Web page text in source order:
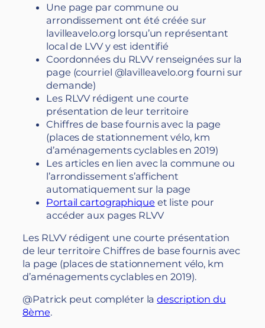
Une page par commune ou
arrondissement ont été créée sur
lavilleavelo.org lorsqu’un représentant
local de LVV y est identifié
Coordonnées du RLVV renseignées sur la
page (courriel @lavilleavelo.org fourni sur
demande)
Les RLVV rédigent une courte
présentation de leur territoire
Chiffres de base fournis avec la page
(places de stationnement vélo, km
d’aménagements cyclables en 2019)
Les articles en lien avec la commune ou
l’arrondissement s’affichent
automatiquement sur la page
Portail cartographique et liste pour
accéder aux pages RLVV
Les RLVV rédigent une courte présentation
de leur territoire Chiffres de base fournis avec
la page (places de stationnement vélo, km
d’aménagements cyclables en 2019).
@Patrick peut compléter ladescription du
8ème.